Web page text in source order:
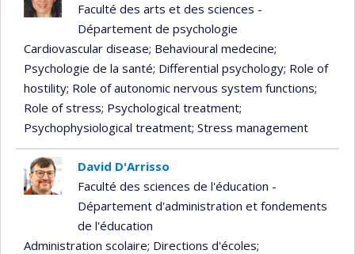
Faculté des arts et des sciences -
Département de psychologie
Cardiovascular disease; Behavioural medecine;
Psychologie de la santé; Differential psychology; Role of
hostility; Role of autonomic nervous system functions;
Role of stress; Psychological treatment;
Psychophysiological treatment; Stress management
David D'Arrisso
Faculté des sciences de l'éducation -
Département d'administration et fondements
de l'éducation
Administration scolaire; Directions d'écoles;